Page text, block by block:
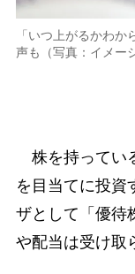
「いつ上がるかわ
声も（写真：イメー
株を持ってい
を目当てに投資
ザとして「優待
や配当は受け取